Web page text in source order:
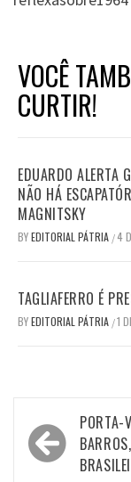
VOCÊ
CURTIR!
EDUARDO ALERTA
NÃO HÁ
MAGNITSKY
BYEDITORIAL PÁTRIA /4
TAGLIAFERRO É
BYEDITORIAL PÁTRIA /1
Navegação
de
PORTA-